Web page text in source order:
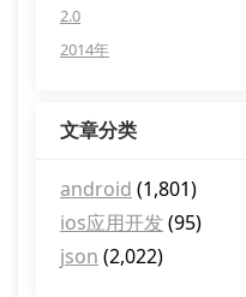
2.0
2014年
文章分类
android (1,801)
ios应用开发 (95)
json (2,022)